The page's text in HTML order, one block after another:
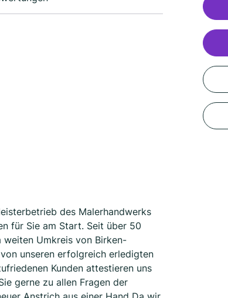
des Malerhandwerks
für Sie am Start. Seit über 50
weiten Umkreis von Birken-
unseren erfolgreich erledigten
Kunden attestieren uns
gerne zu allen Fragen der